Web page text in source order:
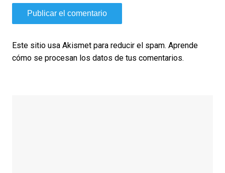
Este sitio usa Akismet para reducir el spam. Aprende
cómo se procesan los datos de tus comentarios.